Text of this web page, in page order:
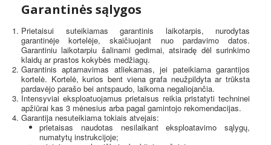
Garantinės sąlygos
Prietaisui suteikiamas garantinis laikotarpis, nurodytas
garantinėje kortelėje, skaičiuojant nuo pardavimo datos.
Garantiniu laikotarpiu šalinami gedimai, atsiradę dėl surinkimo
klaidų ar prastos kokybės medžiagų.
Garantinis aptarnavimas atliekamas, jei pateikiama garantijos
kortelė. Kortelė, kurios bent viena grafa neužpildyta ar trūksta
pardavėjo parašo bei antspaudo, laikoma negaliojančia.
Intensyviai eksploatuojamus prietaisus reikia pristatyti techninei
apžiūrai kas 3 mėnesius arba pagal gamintojo rekomendacijas.
Garantija nesuteikiama tokiais atvejais:
prietaisas naudotas nesilaikant eksploatavimo sąlygų,
numatytų instrukcijoje;